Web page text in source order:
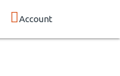
Account